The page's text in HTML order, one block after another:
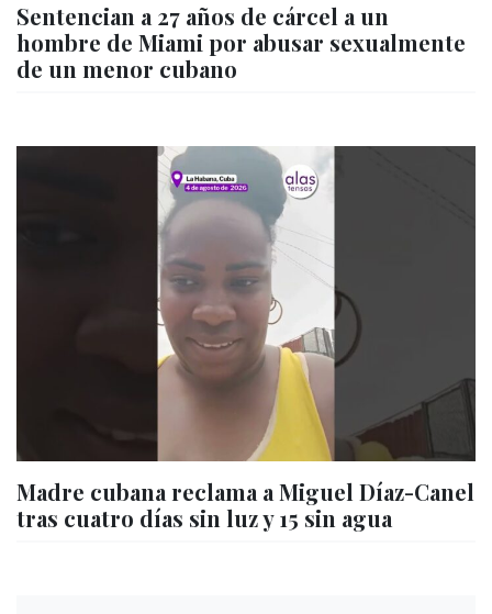
Sentencian a 27 años de cárcel a un
hombre de Miami por abusar sexualmente
de un menor cubano
Madre cubana reclama a Miguel Díaz-Canel
tras cuatro días sin luz y 15 sin agua